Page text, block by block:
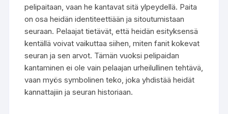
pelipaitaan, vaan he kantavat sitä ylpeydellä. Paita
on osa heidän identiteettiään ja sitoutumistaan
seuraan. Pelaajat tietävät, että heidän esityksensä
kentällä voivat vaikuttaa siihen, miten fanit kokevat
seuran ja sen arvot. Tämän vuoksi pelipaidan
kantaminen ei ole vain pelaajan urheilullinen tehtävä,
vaan myös symbolinen teko, joka yhdistää heidät
kannattajiin ja seuran historiaan.